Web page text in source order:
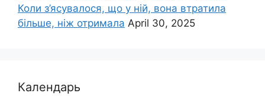
Коли з’ясувалося, що у ній, вона втратила
більше, ніж отримала April 30, 2025
Календарь